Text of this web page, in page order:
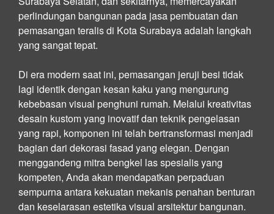
perlindungan bangunan pada jasa pembuatan dan
pemasangan teralis di Kota Surabaya adalah langkah
yang sangat tepat.
Di era modern saat ini, pemasangan jeruji besi tidak
lagi identik dengan kesan kaku yang mengurung
kebebasan visual penghuni rumah. Melalui kreativitas
desain kustom yang inovatif dan teknik pengelasan
yang rapi, komponen ini telah bertransformasi menjadi
bagian dari dekorasi fasad yang elegan. Dengan
menggandeng mitra bengkel las spesialis yang
kompeten, Anda akan mendapatkan perpaduan
sempurna antara kekuatan mekanis penahan benturan
dan keselarasan estetika visual arsitektur bangunan.